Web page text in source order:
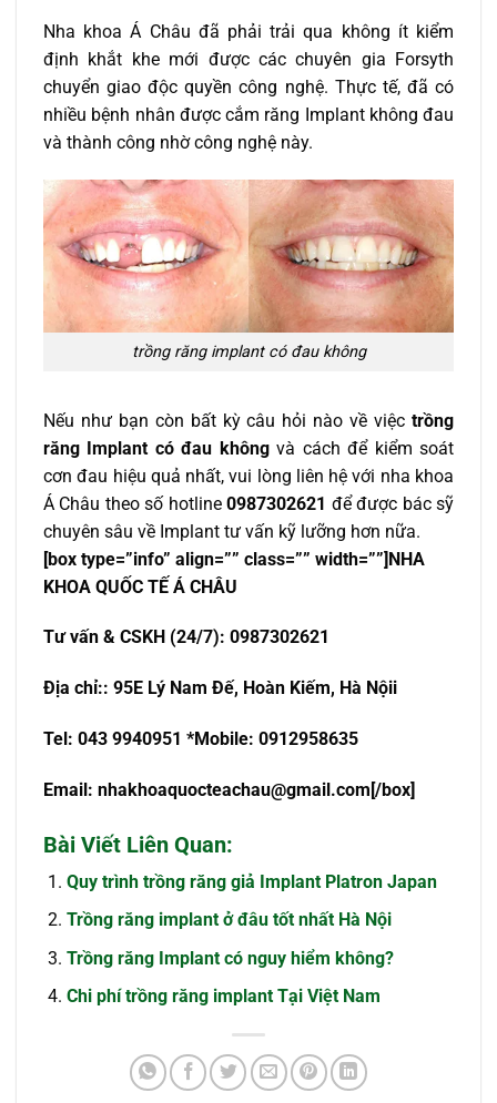
Nha khoa Á Châu đã phải trải qua không ít kiểm
định khắt khe mới được các chuyên gia Forsyth
chuyển giao độc quyền công nghệ. Thực tế, đã có
nhiều bệnh nhân được cắm răng Implant không đau
và thành công nhờ công nghệ này.
trồng răng implant có đau không
Nếu như bạn còn bất kỳ câu hỏi nào về việc trồng
răng Implant có đau khôngvà cách để kiểm soát
cơn đau hiệu quả nhất, vui lòng liên hệ với nha khoa
Á Châu theo số hotline0987302621 để được bác sỹ
chuyên sâu về Implant tư vấn kỹ lưỡng hơn nữa.
[box type=”info” align=”” class=”” width=””]NHA
KHOA QUỐC TẾ Á CHÂU
Tưvấn & CSKH (24/7): 0987302621
Địa chỉ:: 95E Lý Nam Đế, Hoàn Kiếm, Hà Nộii
Tel: 043 9940951 *Mobile: 0912958635
Email: nhakhoaquocteachau@gmail.com [/box]
Bài Viết Liên Quan:
Quy trình trồng răng giả Implant Platron Japan
Trồng răng implant ở đâu tốt nhất Hà Nội
Trồng răng Implant có nguy hiểm không?
Chi phí trồng răng implant Tại Việt Nam